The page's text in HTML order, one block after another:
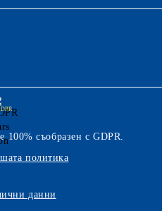
съобразен с GDPR.
политика
данни